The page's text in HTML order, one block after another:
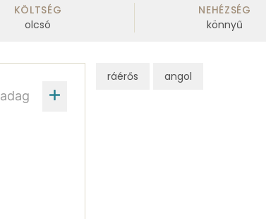
KÖLTSÉG
olcsó
NEHÉZSÉG
könnyű
adag
ráérős angol